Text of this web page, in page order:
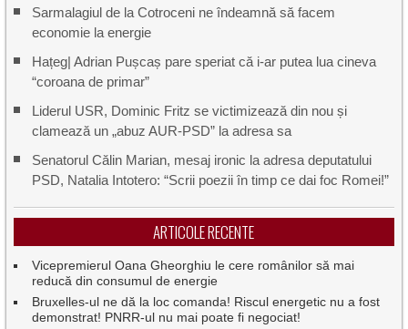
Sarmalagiul de la Cotroceni ne îndeamnă să facem
economie la energie
Hațeg| Adrian Pușcaș pare speriat că i-ar putea lua cineva
“coroana de primar”
Liderul USR, Dominic Fritz se victimizează din nou și
clamează un „abuz AUR-PSD” la adresa sa
Senatorul Călin Marian, mesaj ironic la adresa deputatului
PSD, Natalia Intotero: “Scrii poezii în timp ce dai foc Romei!”
ARTICOLE RECENTE
Vicepremierul Oana Gheorghiu le cere românilor să mai
reducă din consumul de energie
Bruxelles-ul ne dă la loc comanda! Riscul energetic nu a fost
demonstrat! PNRR-ul nu mai poate fi negociat!